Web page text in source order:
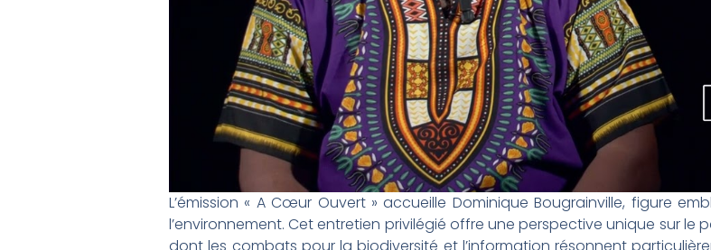
L’émission « A Cœur Ouvert » accueille Dominique Bougrainville, figure
l’environnement. Cet entretien privilégié offre une perspective unique sur le
dont les combats pour la biodiversité et l’information résonnent